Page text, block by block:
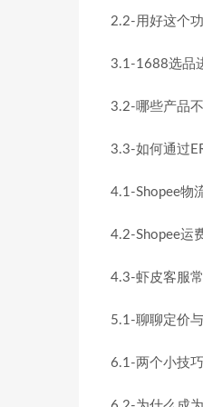
2.2-用好这个
3.1-1688选品
3.2-哪些产品
3.3-如何通过
4.1-Shopee物
4.2-Shopee运
4.3-虾皮客服
5.1-聊聊定价
6.1-两个小技